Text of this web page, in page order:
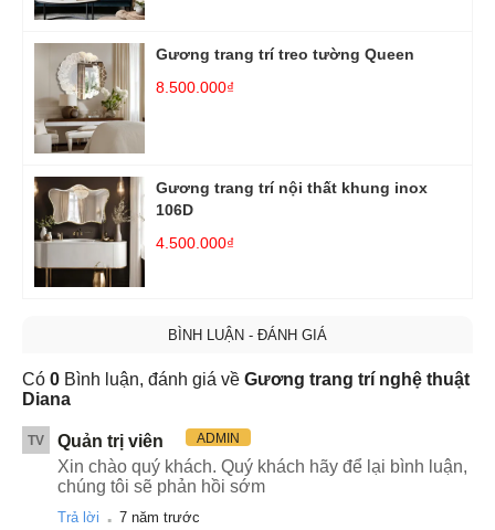
Gương trang trí treo tường Queen
8.500.000₫
Gương trang trí nội thất khung inox
106D
4.500.000₫
BÌNH LUẬN - ĐÁNH GIÁ
Có 0 Bình luận, đánh giá về Gương trang trí nghệ thuật
Diana
TV Quản trị viên ADMIN
Xin chào quý khách. Quý khách hãy để lại bình luận,
chúng tôi sẽ phản hồi sớm
Trả lời . 7 năm trước